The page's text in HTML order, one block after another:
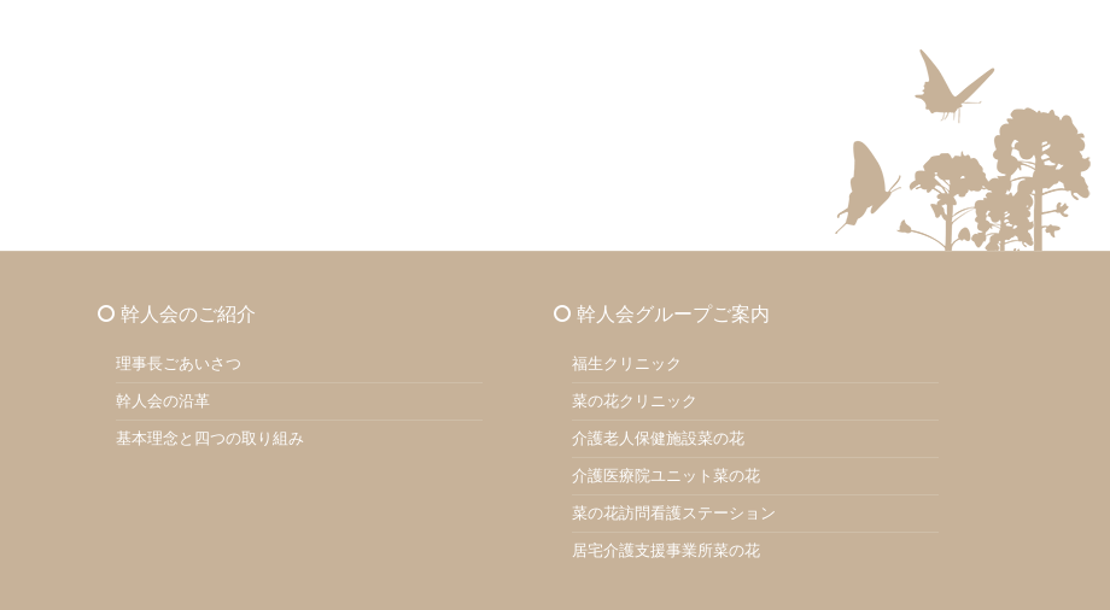
幹人会のご紹介
理事長ごあいさつ
幹人会の沿革
基本理念と四つの取り組み
幹人会グループご案内
福生クリニック
菜の花クリニック
介護老人保健施設菜の花
介護医療院ユニット菜の花
菜の花訪問看護ステーション
居宅介護支援事業所菜の花